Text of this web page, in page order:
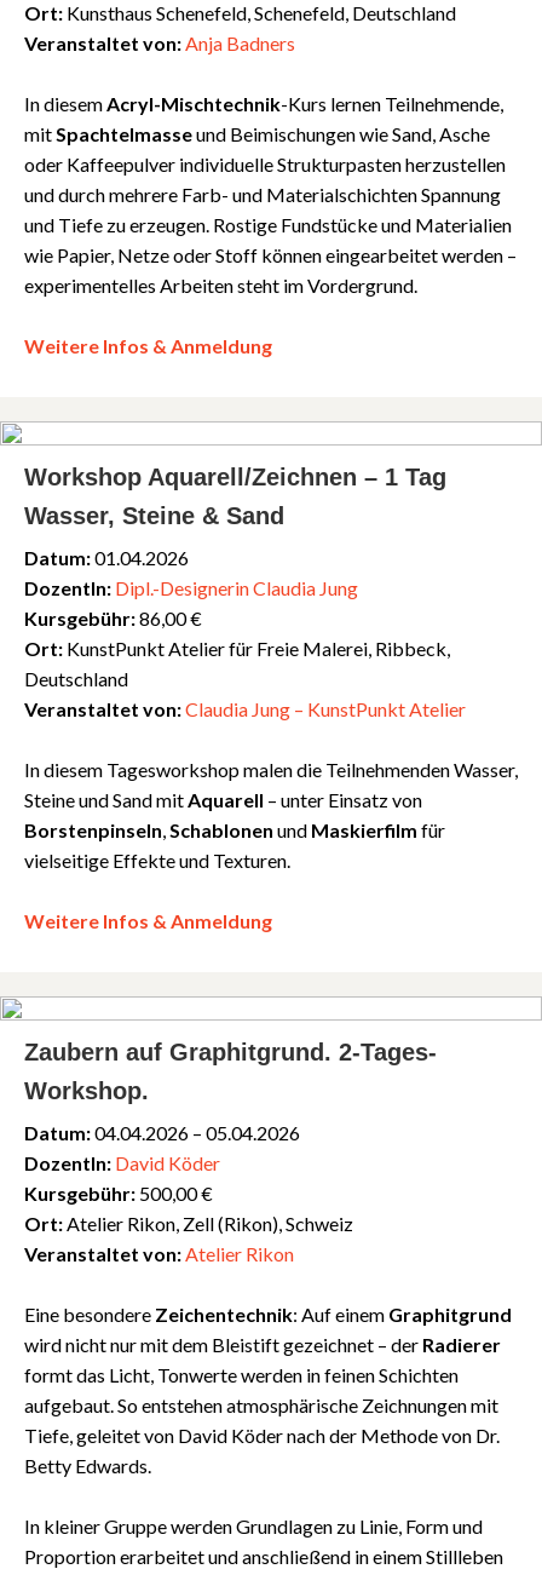
Ort: Kunsthaus Schenefeld, Schenefeld, Deutschland
Veranstaltet von:Anja Badners
In diesemAcryl-Mischtechnik-Kurs lernen Teilnehmende,
mitSpachtelmasseund Beimischungen wie Sand, Asche
oder Kaffeepulver individuelle Strukturpasten herzustellen
und durch mehrere Farb- und Materialschichten Spannung
und Tiefe zu erzeugen. Rostige Fundstücke und Materialien
wie Papier, Netze oder Stoff können eingearbeitet werden –
experimentelles Arbeiten steht im Vordergrund.
Weitere Infos & Anmeldung
Workshop Aquarell/Zeichnen – 1 Tag
Wasser, Steine & Sand
Datum:01.04.2026
DozentIn: Dipl.-Designerin Claudia Jung
Kursgebühr:86,00 €
Ort: KunstPunkt Atelier für Freie Malerei, Ribbeck,
Deutschland
Veranstaltet von:Claudia Jung – KunstPunkt Atelier
In diesem Tagesworkshop malen die Teilnehmenden Wasser,
Steine und Sand mitAquarell – unter Einsatz von
Borstenpinseln,Schablonen und Maskierfilm für
vielseitige Effekte und Texturen.
Weitere Infos & Anmeldung
Zaubern auf Graphitgrund. 2-Tages-
Workshop.
Datum:04.04.2026 – 05.04.2026
DozentIn: David Köder
Kursgebühr: 500,00 €
Ort:Atelier Rikon, Zell (Rikon), Schweiz
Veranstaltet von:Atelier Rikon
Eine besondere Zeichentechnik: Auf einem Graphitgrund
wird nicht nur mit dem Bleistift gezeichnet – der Radierer
formt das Licht, Tonwerte werden in feinen Schichten
aufgebaut. So entstehen atmosphärische Zeichnungen mit
Tiefe, geleitet von David Köder nach der Methode von Dr.
Betty Edwards.
In kleiner Gruppe werden Grundlagen zu Linie, Form und
Proportion erarbeitet und anschließend in einem Stillleben